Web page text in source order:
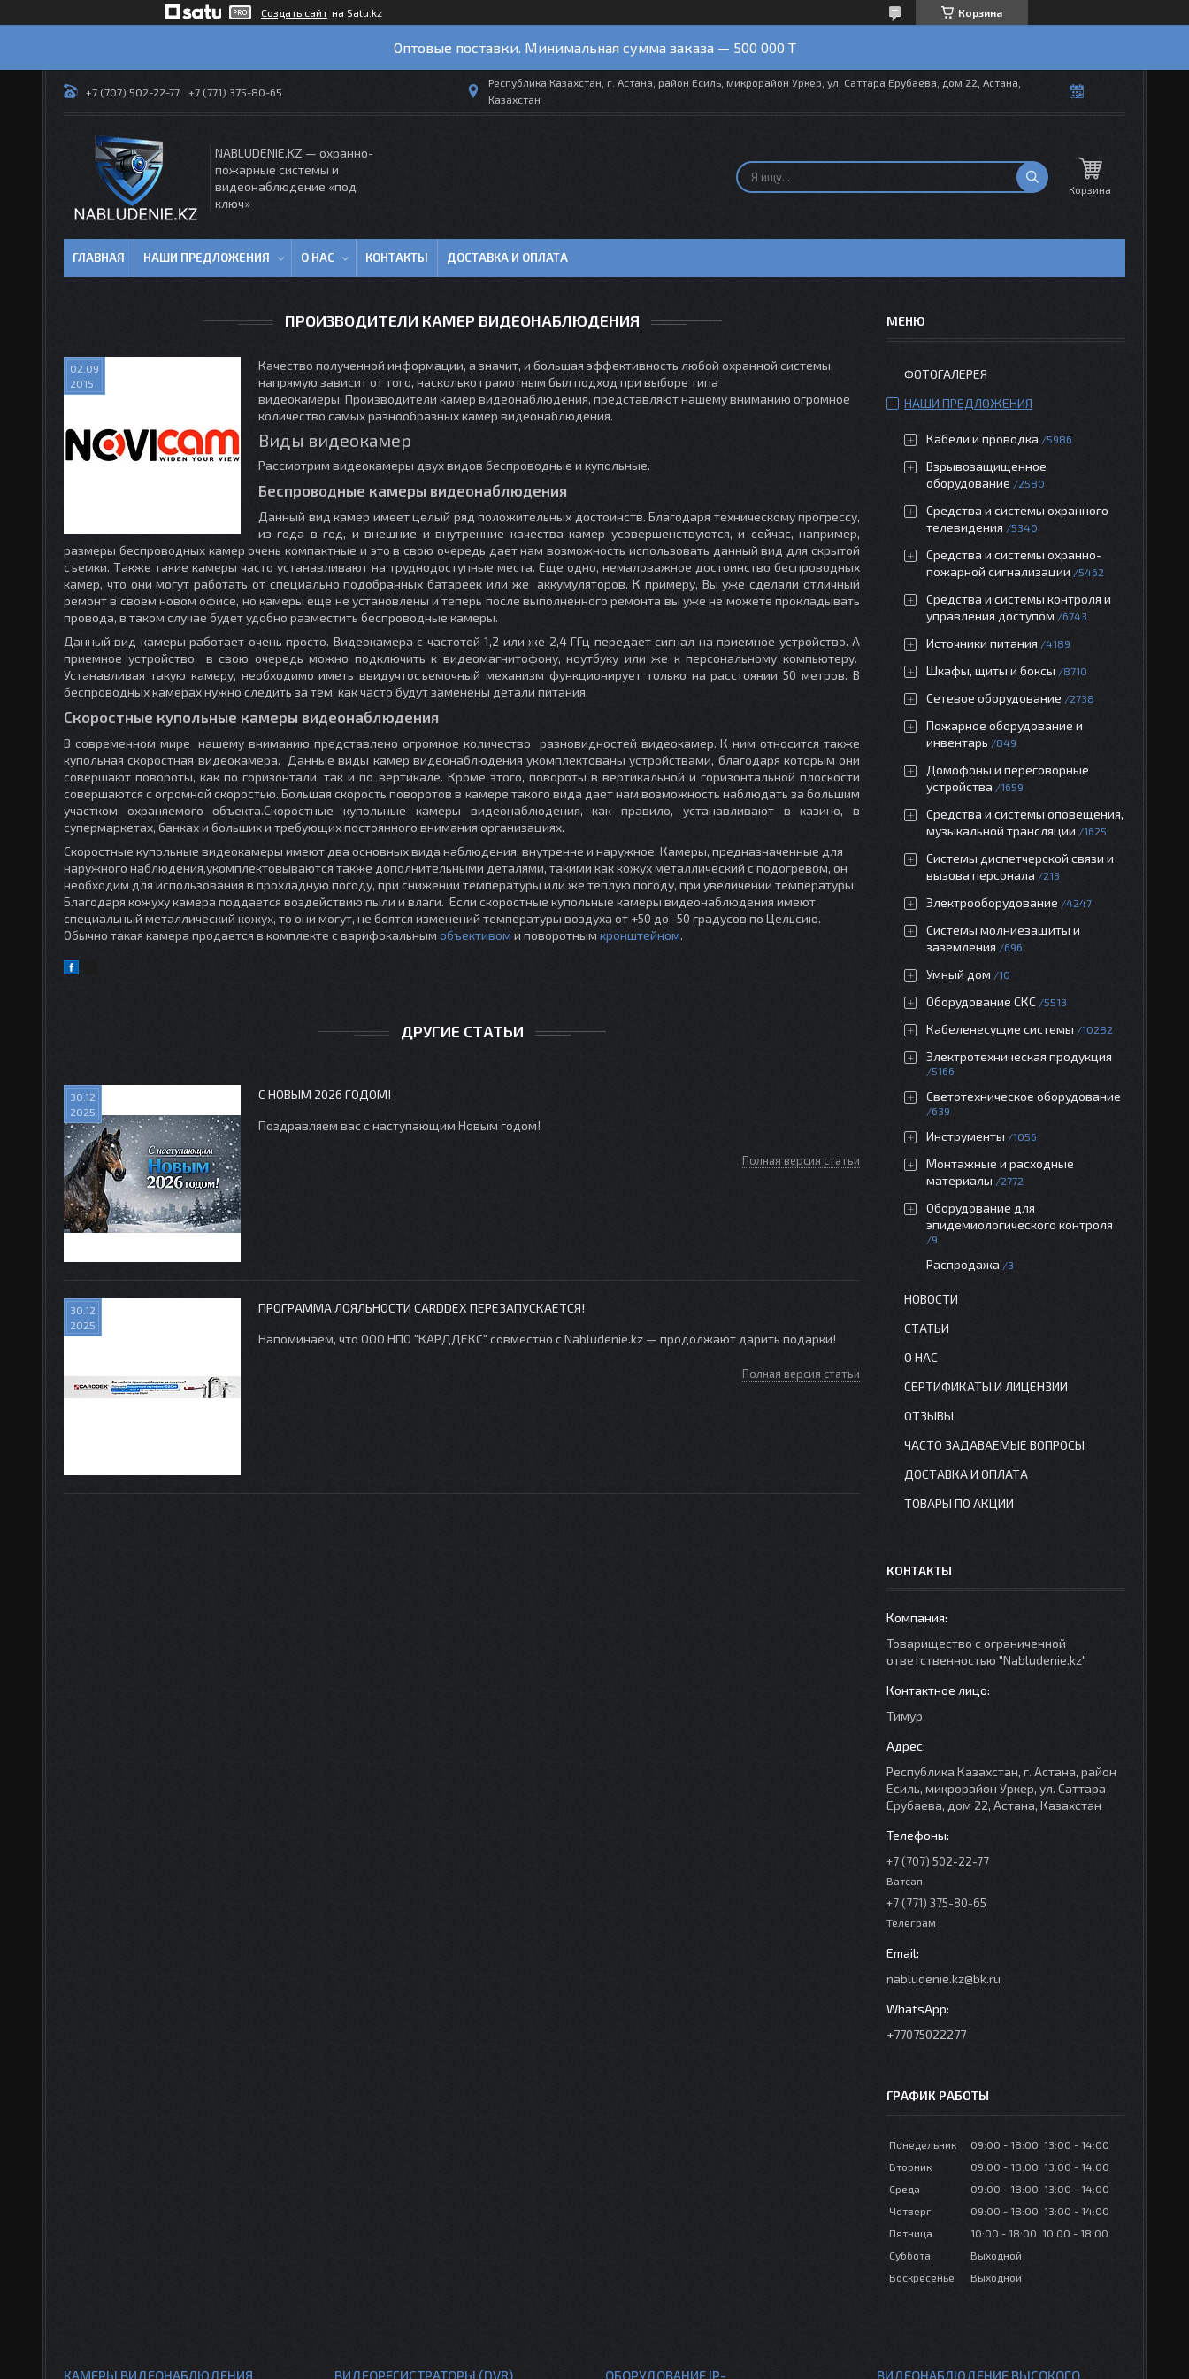
Создать сайт на Satu.kz Корзина
Оптовые поставки. Минимальная сумма заказа — 500 000 T
+7 (707) 502-22-77 +7 (771) 375-80-65
Республика Казахстан, г. Астана, район Есиль, микрорайон Уркер, ул. Саттара Ерубаева, дом 22, Астана,
Казахстан
NABLUDENIE.KZ — охранно-
пожарные системы и
видеонаблюдение «под
ключ»
Корзина
ГЛАВНАЯ НАШИ ПРЕДЛОЖЕНИЯ О НАС КОНТАКТЫ ДОСТАВКА И ОПЛАТА
ПРОИЗВОДИТЕЛИ КАМЕР ВИДЕОНАБЛЮДЕНИЯ
02.09
2015
Качество полученной информации, а значит, и большая эффективность любой охранной системы
напрямую зависит от того, насколько грамотным был подход при выборе типа
видеокамеры. Производители камер видеонаблюдения, представляют нашему вниманию огромное
количество самых разнообразных камер видеонаблюдения.
Виды видеокамер
Рассмотрим видеокамеры двух видов беспроводные и купольные.
Беспроводные камеры видеонаблюдения
Данный вид камер имеет целый ряд положительных достоинств. Благодаря техническому прогрессу,
из года в год, и внешние и внутренние качества камер усовершенствуются, и сейчас, например,
размеры беспроводных камер очень компактные и это в свою очередь дает нам возможность использовать данный вид для скрытой
съемки. Также такие камеры часто устанавливают на труднодоступные места. Еще одно, немаловажное достоинство беспроводных
камер, что они могут работать от специально подобранных батареек или же аккумуляторов. К примеру, Вы уже сделали отличный
ремонт в своем новом офисе, но камеры еще не установлены и теперь после выполненного ремонта вы уже не можете прокладывать
провода, в таком случае будет удобно разместить беспроводные камеры.
Данный вид камеры работает очень просто. Видеокамера с частотой 1,2 или же 2,4 ГГц передает сигнал на приемное устройство. А
приемное устройство в свою очередь можно подключить к видеомагнитофону, ноутбуку или же к персональному компьютеру.
Устанавливая такую камеру, необходимо иметь ввидучтосъемочный механизм функционирует только на расстоянии 50 метров. В
беспроводных камерах нужно следить за тем, как часто будут заменены детали питания.
Скоростные купольные камеры видеонаблюдения
В современном мире нашему вниманию представлено огромное количество разновидностей видеокамер. К ним относится также
купольная скоростная видеокамера. Данные виды камер видеонаблюдения укомплектованы устройствами, благодаря которым они
совершают повороты, как по горизонтали, так и по вертикале. Кроме этого, повороты в вертикальной и горизонтальной плоскости
совершаются с огромной скоростью. Большая скорость поворотов в камере такого вида дает нам возможность наблюдать за большим
участком охраняемого объекта.Скоростные купольные камеры видеонаблюдения, как правило, устанавливают в казино, в
супермаркетах, банках и больших и требующих постоянного внимания организациях.
Скоростные купольные видеокамеры имеют два основных вида наблюдения, внутренне и наружное. Камеры, предназначенные для
наружного наблюдения,укомплектовываются также дополнительными деталями, такими как кожух металлический с подогревом, он
необходим для использования в прохладную погоду, при снижении температуры или же теплую погоду, при увеличении температуры.
Благодаря кожуху камера поддается воздействию пыли и влаги. Если скоростные купольные камеры видеонаблюдения имеют
специальный металлический кожух, то они могут, не боятся изменений температуры воздуха от +50 до -50 градусов по Цельсию.
Обычно такая камера продается в комплекте с варифокальным объективом и поворотным кронштейном.
ДРУГИЕ СТАТЬИ
30.12
2025
С НОВЫМ 2026 ГОДОМ!
Поздравляем вас с наступающим Новым годом!
Полная версия статьи
30.12
2025
ПРОГРАММА ЛОЯЛЬНОСТИ CARDDEX ПЕРЕЗАПУСКАЕТСЯ!
Напоминаем, что ООО НПО "КАРДДЕКС" совместно с Nabludenie.kz — продолжают дарить подарки!
Полная версия статьи
ФОТОГАЛЕРЕЯ
НАШИ ПРЕДЛОЖЕНИЯ
Кабели и проводка 5986
Взрывозащищенное
оборудование
2580
Средства и системы охранного
телевидения
5340
Средства и системы охранно-
пожарной сигнализации
5462
Средства и системы контроля и
управления доступом
6743
Источники питания 4189
Шкафы, щиты и боксы 8710
Сетевое оборудование 2738
Пожарное оборудование и
инвентарь
849
Домофоны и переговорные
устройства
1659
Средства и системы оповещения,
музыкальной трансляции
1625
Системы диспетчерской связи и
вызова персонала
213
Электрооборудование 4247
Системы молниезащиты и
заземления
696
Умный дом 10
Оборудование СКС 5513
Кабеленесущие системы 10282
Электротехническая продукция
5166
Светотехническое оборудование
639
Инструменты 1056
Монтажные и расходные
материалы
2772
Оборудование для
эпидемиологического контроля
9
Распродажа 3
НОВОСТИ
СТАТЬИ
О НАС
СЕРТИФИКАТЫ И ЛИЦЕНЗИИ
ОТЗЫВЫ
ЧАСТО ЗАДАВАЕМЫЕ ВОПРОСЫ
ДОСТАВКА И ОПЛАТА
ТОВАРЫ ПО АКЦИИ
КОНТАКТЫ
Товарищество с ограниченной
ответственностью "Nabludenie.kz"
Тимур
Республика Казахстан, г. Астана, район
Есиль, микрорайон Уркер, ул. Саттара
Ерубаева, дом 22, Астана, Казахстан
+7 (707) 502-22-77
Ватсап
+7 (771) 375-80-65
Телеграм
nabludenie.kz@bk.ru
+77075022277
ГРАФИК РАБОТЫ
Понедельник 09:00 18:00 13:00
14:00
Вторник
09:00 18:00 13:00
14:00
Среда
09:00 18:00 13:00
14:00
Четверг
09:00 18:00 13:00
14:00
Пятница
10:00 18:00 10:00
18:00
Суббота
Выходной
Воскресенье
Выходной
КАМЕРЫ ВИДЕОНАБЛЮДЕНИЯ ВИДЕОРЕГИСТРАТОРЫ (DVR) ОБОРУДОВАНИЕ IP- ВИДЕОНАБЛЮДЕНИЕ ВЫСОКОГО